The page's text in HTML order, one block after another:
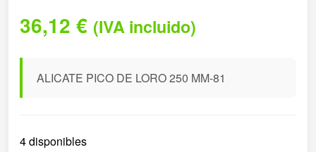
36,12 € (IVA incluido)
ALICATE PICO DE LORO 250 MM-81
4 disponibles